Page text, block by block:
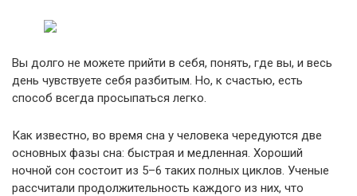
Вы долго не можете прийти в себя, понять, где вы, и весь
день чувствуете себя разбитым. Но, к счастью, есть
способ всегда просыпаться легко.
Как известно, во время сна у человека чередуются две
основных фазы сна: быстрая и медленная. Хороший
ночной сон состоит из 5–6 таких полных циклов. Ученые
рассчитали продолжительность каждого из них, что